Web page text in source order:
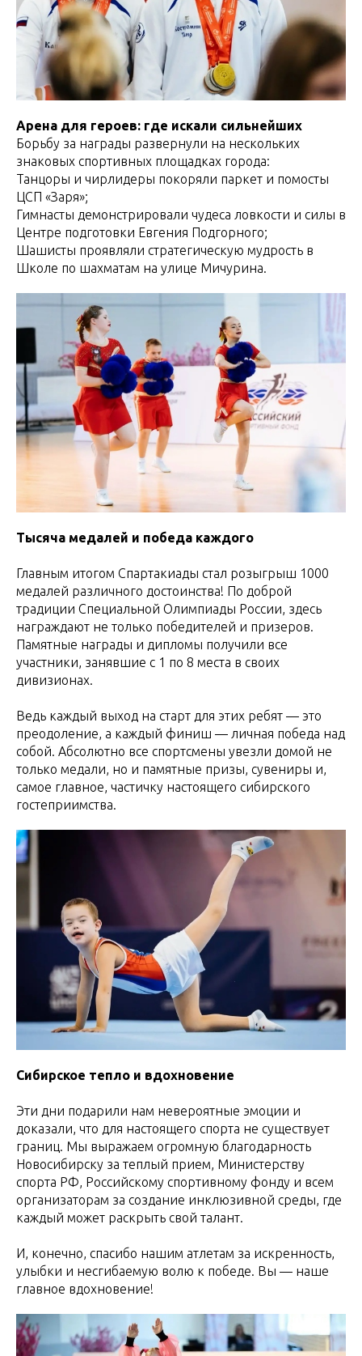
Арена для героев: где искали сильнейших
Борьбу за награды развернули на нескольких
знаковых спортивных площадках города:
Танцоры и чирлидеры покоряли паркет и помосты
ЦСП «Заря»;
Гимнасты демонстрировали чудеса ловкости и силы в
Центре подготовки Евгения Подгорного;
Шашисты проявляли стратегическую мудрость в
Школе по шахматам на улице Мичурина.
Тысяча медалей и победа каждого
Главным итогом Спартакиады стал розыгрыш 1000
медалей различного достоинства! По доброй
традиции Специальной Олимпиады России, здесь
награждают не только победителей и призеров.
Памятные награды и дипломы получили все
участники, занявшие с 1 по 8 места в своих
дивизионах.
Ведь каждый выход на старт для этих ребят — это
преодоление, а каждый финиш — личная победа над
собой. Абсолютно все спортсмены увезли домой не
только медали, но и памятные призы, сувениры и,
самое главное, частичку настоящего сибирского
гостеприимства.
Сибирское тепло и вдохновение
Эти дни подарили нам невероятные эмоции и
доказали, что для настоящего спорта не существует
границ. Мы выражаем огромную благодарность
Новосибирску за теплый прием, Министерству
спорта РФ, Российскому спортивному фонду и всем
организаторам за создание инклюзивной среды, где
каждый может раскрыть свой талант.
И, конечно, спасибо нашим атлетам за искренность,
улыбки и несгибаемую волю к победе. Вы — наше
главное вдохновение!